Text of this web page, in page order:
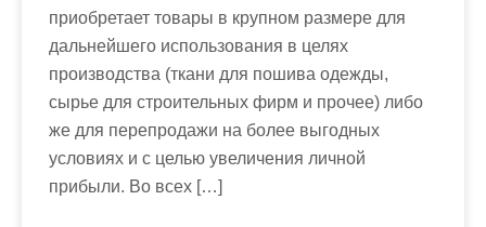
приобретает товары в крупном размере для
дальнейшего использования в целях
производства (ткани для пошива одежды,
сырье для строительных фирм и прочее) либо
же для перепродажи на более выгодных
условиях и с целью увеличения личной
прибыли. Во всех […]